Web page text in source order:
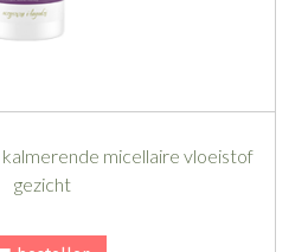
kalmerende micellaire vloeistof
gezicht